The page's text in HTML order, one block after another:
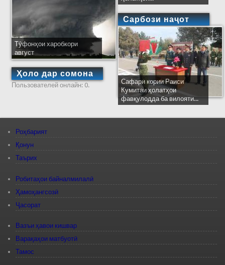
Тӯфонҳои харобкори
август
Ҳоло дар сомона
Пользователей онлайн: 0.
Сарбози наҷот
Сафари кории Раиси
Кумитаи ҳолатҳои
фавқулодда ба вилояти...
Роҳбарият
Қонун
Таърих
Робитаҳои байналмилалӣ
Ҳамоҳангсозӣ
Ҷасорат
Вазъи ҳавои кишвар
Варақаҳои матбуотӣ
Тамос